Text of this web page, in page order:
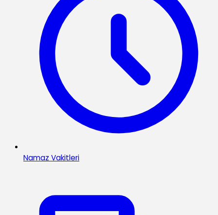
Namaz Vakitleri